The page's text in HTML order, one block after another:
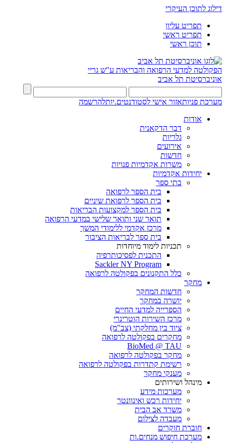
דילוג לתוכן העיקרי
תפריט עליון
תפריט ראשי
תוכן ראשי
הפקולטה למדעי הרפואה והבריאות ע"ש גריי
אוניברסיטת תל אביב
מערכת פניותאזור אישי לסטודנטים.יותלהרשמה
אודות
דבר הדקאנית
גלריות
אירועים
חדשות
משרות אקדמיות פנויות
יחידות אקדמיות
בתי ספר
בית הספר לרפואה
בית הספר לרפואת שיניים
בית הספר למקצועות הבריאות
תואר שני ותואר שלישי במדעי הרפואה
מרכז אקדמי ללימודי המשך
בית ספר לבריאות הציבור
תכניות לימוד מיוחדות
התכנית לפסיכותרפיה
Sackler NY Program
כלל התקנונים בפקולטה לרפואה
מחקר
חדשות המחקר
יושרה במחקר
הספרייה למדעי החיים
מרכז השירות הוטרינרי
ציוד בין מחלקתי (צב"מ)
מחקרים בפקולטה לרפואה
BioMed @ TAU
מחקר בפקולטה לרפואה
רשימת קתדרות בפקולטה לרפואה
מענקי מחקר
מינהל ושירותים
מערכות מידע
יחידות רכש ואינוונטר
משרד אב הבית
מעבדה לצילום
חוברת חוקרים
מערכת חיפוש מנחים.ות